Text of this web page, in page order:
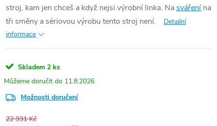
stroj, kam jen chceš a když nejsi výrobní linka. Nasvářenína
tři směny a sériovou výrobu tento stroj není.
Detailní
informace
Skladem 2 ks
11.8.2026
Možnosti doručení
22 931 Kč